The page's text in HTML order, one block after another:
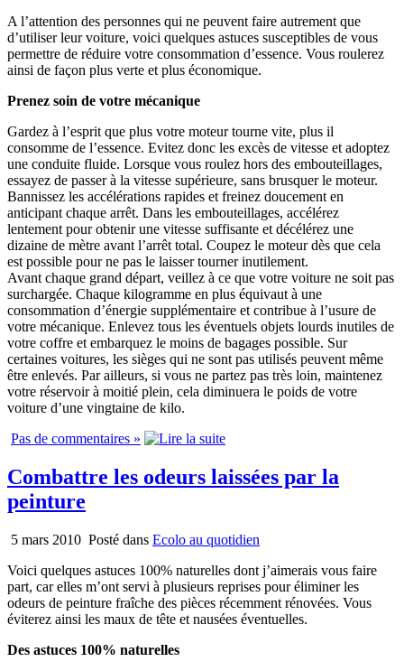
A l’attention des personnes qui ne peuvent faire autrement que
d’utiliser leur voiture, voici quelques astuces susceptibles de vous
permettre de réduire votre consommation d’essence. Vous roulerez
ainsi de façon plus verte et plus économique.
Prenez soin de votre mécanique
Gardez à l’esprit que plus votre moteur tourne vite, plus il
consomme de l’essence. Evitez donc les excès de vitesse et adoptez
une conduite fluide. Lorsque vous roulez hors des embouteillages,
essayez de passer à la vitesse supérieure, sans brusquer le moteur.
Bannissez les accélérations rapides et freinez doucement en
anticipant chaque arrêt. Dans les embouteillages, accélérez
lentement pour obtenir une vitesse suffisante et décélérez une
dizaine de mètre avant l’arrêt total. Coupez le moteur dès que cela
est possible pour ne pas le laisser tourner inutilement.
Avant chaque grand départ, veillez à ce que votre voiture ne soit pas
surchargée. Chaque kilogramme en plus équivaut à une
consommation d’énergie supplémentaire et contribue à l’usure de
votre mécanique. Enlevez tous les éventuels objets lourds inutiles de
votre coffre et embarquez le moins de bagages possible. Sur
certaines voitures, les sièges qui ne sont pas utilisés peuvent même
être enlevés. Par ailleurs, si vous ne partez pas très loin, maintenez
votre réservoir à moitié plein, cela diminuera le poids de votre
voiture d’une vingtaine de kilo.
Pas de commentaires »
Combattre les odeurs laissées par la
peinture
5 mars 2010 Posté dans Ecolo au quotidien
Voici quelques astuces 100% naturelles dont j’aimerais vous faire
part, car elles m’ont servi à plusieurs reprises pour éliminer les
odeurs de peinture fraîche des pièces récemment rénovées. Vous
éviterez ainsi les maux de tête et nausées éventuelles.
Des astuces 100% naturelles